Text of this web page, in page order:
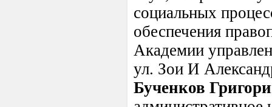
социальных
обеспечения
Академии
ул. Зои И
Бученков